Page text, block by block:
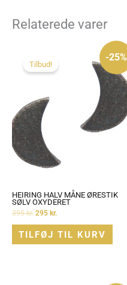
Relaterede varer
-25%
Tilbud!
HEIRING HALV MÅNE ØRESTIK
SØLV OXYDERET
395kr.
pris
var:
395 kr..
295 kr.
er:
TILFØJ TIL KURV